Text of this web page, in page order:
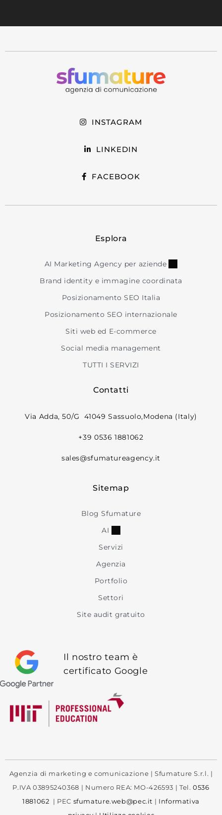
INSTAGRAM
LINKEDIN
FACEBOOK
Contatti
Via Adda, 50/G 41049 Sassuolo,Modena (Italy)
+39 0536 1881062
sales@sfumatureagency.it
Esplora
AI Marketing Agency per aziende
Brand identity e immagine coordinata
Posizionamento SEO Italia
Posizionamento SEO internazionale
Siti web ed E-commerce
Social media management
TUTTI I SERVIZI
Sitemap
Blog Sfumature
AI
Servizi
Agenzia
Portfolio
Settori
Site audit gratuito
Il nostro team è
certificato Google
Agenzia di marketing e comunicazione | Sfumature S.r.l. |
P.IVA 03895240368 | Numero REA: MO-426593 | Tel.0536
1881062 | PEC sfumature.web@pec.it | Informativa